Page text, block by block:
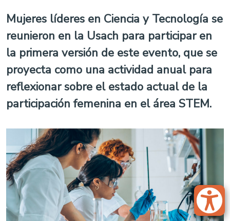
Mujeres líderes en Ciencia y Tecnología se
reunieron en la Usach para participar en
la primera versión de este evento, que se
proyecta como una actividad anual para
reflexionar sobre el estado actual de la
participación femenina en el área STEM.